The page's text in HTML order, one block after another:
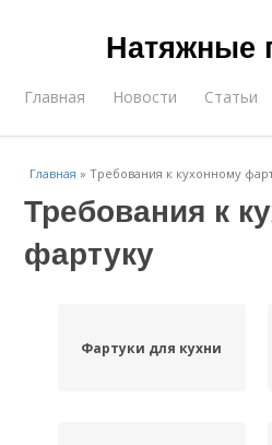
Натяжные
Главная Новости Статьи
Главная »Требования к кухонному
Требования к
фартуку
Фартуки для кухни